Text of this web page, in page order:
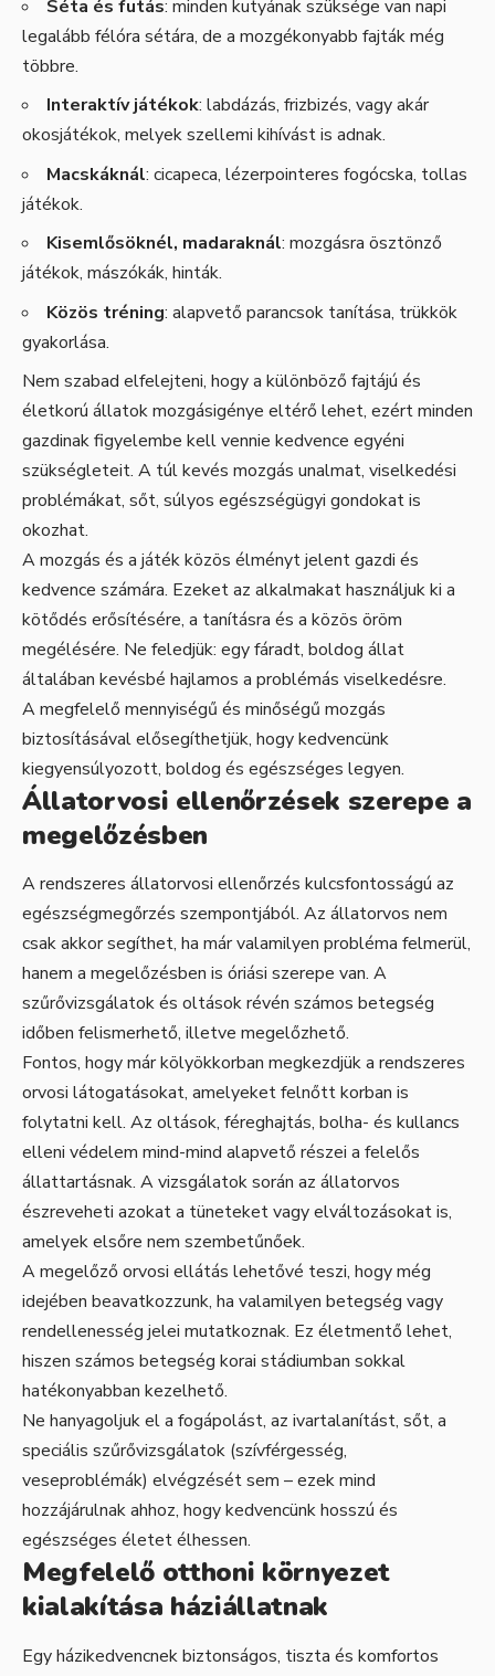
Séta és futás: minden kutyának szüksége van napi
legalább félóra sétára, de a mozgékonyabb fajták még
többre.
Interaktív játékok: labdázás, frizbizés, vagy akár
okosjátékok, melyek szellemi kihívást is adnak.
Macskáknál: cicapeca, lézerpointeres fogócska, tollas
játékok.
Kisemlősöknél, madaraknál: mozgásra ösztönző
játékok, mászókák, hinták.
Közös tréning: alapvető parancsok tanítása, trükkök
gyakorlása.
Nem szabad elfelejteni, hogy a különböző fajtájú és
életkorú állatok mozgásigénye eltérő lehet, ezért minden
gazdinak figyelembe kell vennie kedvence egyéni
szükségleteit. A túl kevés mozgás unalmat, viselkedési
problémákat, sőt, súlyos egészségügyi gondokat is
okozhat.
A mozgás és a játék közös élményt jelent gazdi és
kedvence számára. Ezeket az alkalmakat használjuk ki a
kötődés erősítésére, a tanításra és a közös öröm
megélésére. Ne feledjük: egy fáradt, boldog állat
általában kevésbé hajlamos a problémás viselkedésre.
A megfelelő mennyiségű és minőségű mozgás
biztosításával elősegíthetjük, hogy kedvencünk
kiegyensúlyozott, boldog és egészséges legyen.
Állatorvosi ellenőrzések szerepe a
megelőzésben
A rendszeres állatorvosi ellenőrzés kulcsfontosságú az
egészségmegőrzés szempontjából. Az állatorvos nem
csak akkor segíthet, ha már valamilyen probléma felmerül,
hanem a megelőzésben is óriási szerepe van. A
szűrővizsgálatok és oltások révén számos betegség
időben felismerhető, illetve megelőzhető.
Fontos, hogy már kölyökkorban megkezdjük a rendszeres
orvosi látogatásokat, amelyeket felnőtt korban is
folytatni kell. Az oltások, féreghajtás, bolha- és kullancs
elleni védelem mind-mind alapvető részei a felelős
állattartásnak. A vizsgálatok során az állatorvos
észreveheti azokat a tüneteket vagy elváltozásokat is,
amelyek elsőre nem szembetűnőek.
A megelőző orvosi ellátás lehetővé teszi, hogy még
idejében beavatkozzunk, ha valamilyen betegség vagy
rendellenesség jelei mutatkoznak. Ez életmentő lehet,
hiszen számos betegség korai stádiumban sokkal
hatékonyabban kezelhető.
Ne hanyagoljuk el a fogápolást, az ivartalanítást, sőt, a
speciális szűrővizsgálatok (szívférgesség,
veseproblémák) elvégzését sem – ezek mind
hozzájárulnak ahhoz, hogy kedvencünk hosszú és
egészséges életet élhessen.
Megfelelő otthoni környezet
kialakítása háziállatnak
Egy házikedvencnek biztonságos, tiszta és komfortos